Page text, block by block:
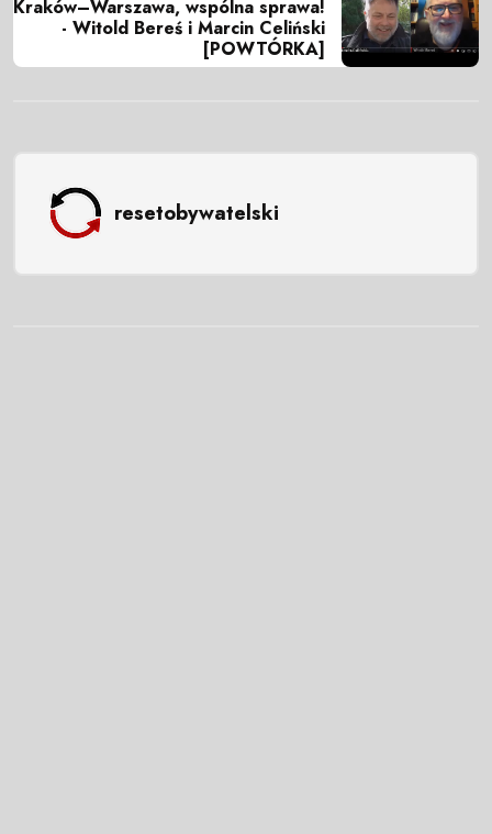
Kraków–Warszawa, wspólna sprawa!
- Witold Bereś i Marcin Celiński
[POWTÓRKA]
resetobywatelski